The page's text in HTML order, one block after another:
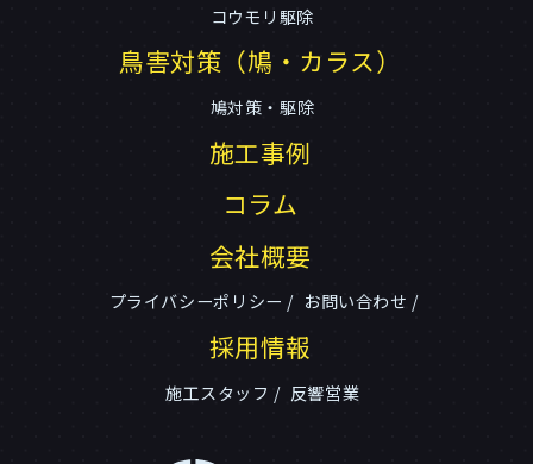
コウモリ駆除
鳥害対策（鳩・カラス）
鳩対策・駆除
施工事例
コラム
会社概要
プライバシーポリシー お問い合わせ
採用情報
施工スタッフ 反響営業